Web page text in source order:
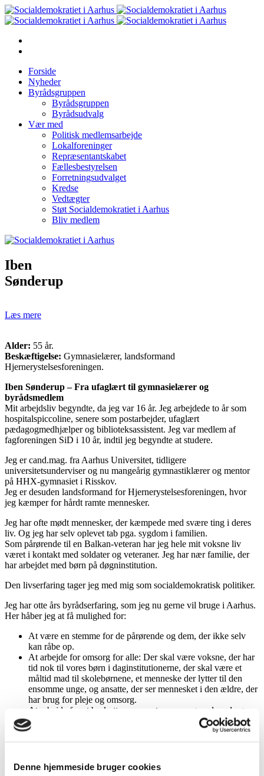
Denne hjemmeside bruger cookies
Forside
Nyheder
Byrådsgruppen
Byrådsgruppen
Byrådsudvalg
Vær med
Politisk medlemsarbejde
Lokalforeninger
Repræsentantskabet
Fællesbestyrelsen
Forretningsudvalget
Kredse
Vedtægter
Støt Socialdemokratiet i Aarhus
Bliv medlem
Iben
Sønderup
Læs mere
Alder: 55 år.
Beskæftigelse: Gymnasielærer, landsformand
Hjernerystelsesforeningen.
Iben Sønderup – Fra ufaglært til gymnasielærer og
byrådsmedlem
Mit arbejdsliv begyndte, da jeg var 16 år. Jeg arbejdede to år som
hospitalspiccoline, senere som postarbejder, ufaglært
pædagogmedhjælper og biblioteksassistent. Jeg var medlem af
fagforeningen SiD i 10 år, indtil jeg begyndte at studere.
Jeg er cand.mag. fra Aarhus Universitet, tidligere
universitetsunderviser og nu mangeårig gymnastiklærer og mentor
på HHX-gymnasiet i Risskov.
Jeg er desuden landsformand for Hjernerystelsesforeningen, hvor
jeg kæmper for hårdt ramte mennesker.
Jeg har ofte mødt mennesker, der kæmpede med svære ting i deres
liv. Og jeg har selv oplevet tab pga. sygdom i familien.
Som pårørende til en Balkan-veteran har jeg hele mit voksne liv
været i kontakt med soldater og veteraner. Jeg har nær familie, der
har arbejdet med børn på døgninstitution.
Den livserfaring tager jeg med mig som socialdemokratisk politiker.
Jeg har otte års byrådserfaring, som jeg nu gerne vil bruge i Aarhus.
Her håber jeg at få mulighed for:
At være en stemme for de pårørende og dem, der ikke selv
kan råbe op.
At arbejde for omsorg for alle: Der skal være voksne, der har
tid nok til vores børn i daginstitutionerne, der skal være et
måltid mad til skolebørnene, et menneske der lytter til den
ensomme unge, og ansatte, der ser mennesket i den ældre, der
har brug for pleje og omsorg.
At arbejde for at beskytte vores natur, vores grundvand og
modvirke klimaforandringerne – og så skal vi selvfølgelig
have en fornuftig trafikafvikling, så vores hverdag i Aarhus
Kommune kan fungere.
Kandidater